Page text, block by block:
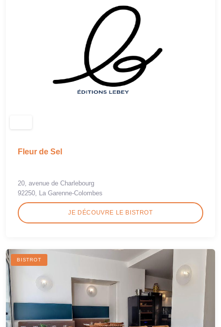
Fleur de Sel
20, avenue de Charlebourg
92250, La Garenne-Colombes
JE DÉCOUVRE LE BISTROT
BISTROT